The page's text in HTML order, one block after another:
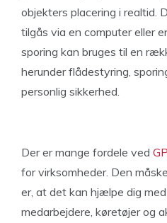
objekters placering i realtid.
tilgås via en computer eller
sporing kan bruges til en
herunder flådestyring,
personlig sikkerhed.
Der er mange fordele ved
for virksomheder. Den
er, at det kan hjælpe dig
medarbejdere, køretøjer og